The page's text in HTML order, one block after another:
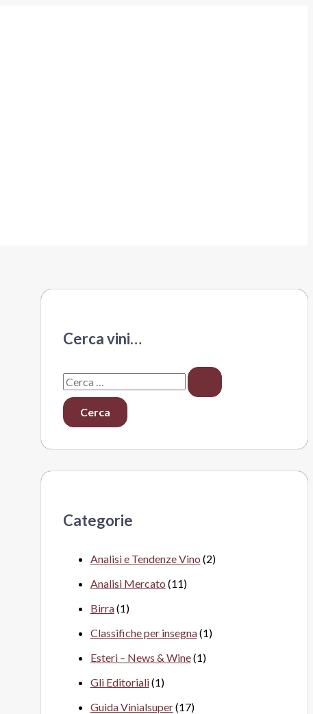
Cerca vini…
C
e
r
Categorie
Analisi e Tendenze Vino (2)
Analisi Mercato (11)
Birra(1)
Classifiche per insegna(1)
Esteri – News & Wine(1)
Gli Editoriali(1)
Guida Vinialsuper(17)